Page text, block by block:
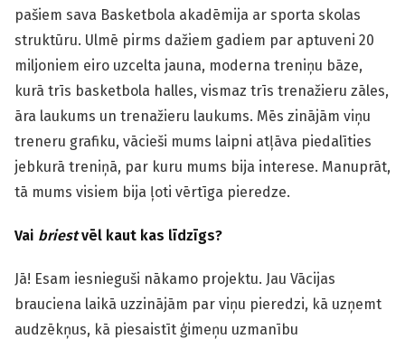
pašiem sava Basketbola akadēmija ar sporta skolas
struktūru. Ulmē pirms dažiem gadiem par aptuveni 20
miljoniem eiro uzcelta jauna, moderna treniņu bāze,
kurā trīs basketbola halles, vismaz trīs trenažieru zāles,
āra laukums un trenažieru laukums. Mēs zinājām viņu
treneru grafiku, vācieši mums laipni atļāva piedalīties
jebkurā treniņā, par kuru mums bija interese. Manuprāt,
tā mums visiem bija ļoti vērtīga pieredze.
Vai briestvēl kaut kas līdzīgs?
Jā! Esam iesnieguši nākamo projektu. Jau Vācijas
brauciena laikā uzzinājām par viņu pieredzi, kā uzņemt
audzēkņus, kā piesaistīt ģimeņu uzmanību